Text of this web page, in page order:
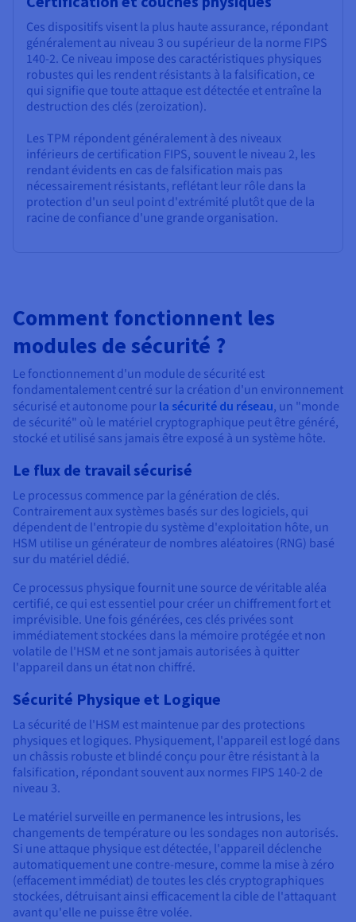
Ces dispositifs visent la plus haute assurance, répondant
généralement au niveau 3 ou supérieur de la norme FIPS
140-2. Ce niveau impose des caractéristiques physiques
robustes qui les rendent résistants à la falsification, ce
qui signifie que toute attaque est détectée et entraîne la
destruction des clés (zeroization).
Les TPM répondent généralement à des niveaux
inférieurs de certification FIPS, souvent le niveau 2, les
rendant évidents en cas de falsification mais pas
nécessairement résistants, reflétant leur rôle dans la
protection d'un seul point d'extrémité plutôt que de la
racine de confiance d'une grande organisation.
Comment fonctionnent les
modules de sécurité ?
Le fonctionnement d'un module de sécurité est
fondamentalement centré sur la création d'un environnement
sécurisé et autonome pour la sécurité du réseau, un "monde
de sécurité" où le matériel cryptographique peut être généré,
stocké et utilisé sans jamais être exposé à un système hôte.
Le flux de travail sécurisé
Le processus commence par la génération de clés.
Contrairement aux systèmes basés sur des logiciels, qui
dépendent de l'entropie du système d'exploitation hôte, un
HSM utilise un générateur de nombres aléatoires (RNG) basé
sur du matériel dédié.
Ce processus physique fournit une source de véritable aléa
certifié, ce qui est essentiel pour créer un chiffrement fort et
imprévisible. Une fois générées, ces clés privées sont
immédiatement stockées dans la mémoire protégée et non
volatile de l'HSM et ne sont jamais autorisées à quitter
l'appareil dans un état non chiffré.
Sécurité Physique et Logique
La sécurité de l'HSM est maintenue par des protections
physiques et logiques. Physiquement, l'appareil est logé dans
un châssis robuste et blindé conçu pour être résistant à la
falsification, répondant souvent aux normes FIPS 140-2 de
niveau 3.
Le matériel surveille en permanence les intrusions, les
changements de température ou les sondages non autorisés.
Si une attaque physique est détectée, l'appareil déclenche
automatiquement une contre-mesure, comme la mise à zéro
(effacement immédiat) de toutes les clés cryptographiques
stockées, détruisant ainsi efficacement la cible de l'attaquant
avant qu'elle ne puisse être volée.